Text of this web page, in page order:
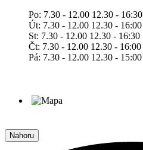
Po: 7.30 - 12.00 12.30 - 16:30
Út: 7.30 - 12.00 12.30 - 16:00
St: 7.30 - 12.00 12.30 - 16:30
Čt: 7.30 - 12.00 12.30 - 16:00
Pá: 7.30 - 12.00 12.30 - 15:00
Nahoru